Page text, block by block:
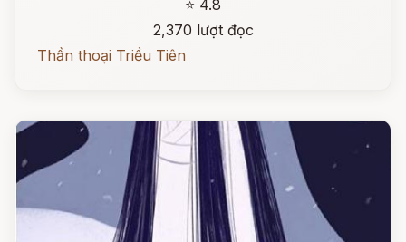
⭐ 4.8
2,370 lượt đọc
Thần thoại Triều Tiên